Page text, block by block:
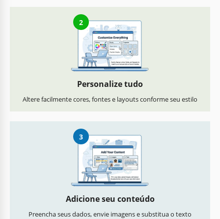
2
Personalize tudo
Altere facilmente cores, fontes e layouts conforme seu estilo
3
Adicione seu conteúdo
Preencha seus dados, envie imagens e substitua o texto